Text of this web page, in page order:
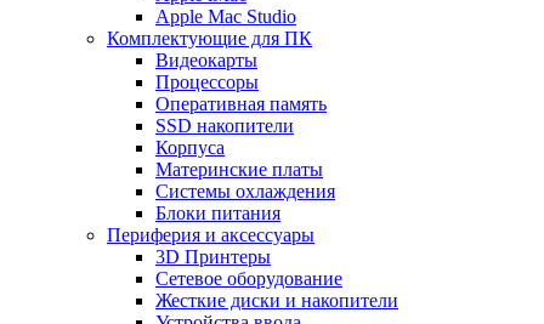
Apple Mac Studio
Комплектующие для ПК
Видеокарты
Процессоры
Оперативная память
SSD накопители
Корпуса
Материнские платы
Системы охлаждения
Блоки питания
Периферия и аксессуары
3D Принтеры
Сетевое оборудование
Жесткие диски и накопители